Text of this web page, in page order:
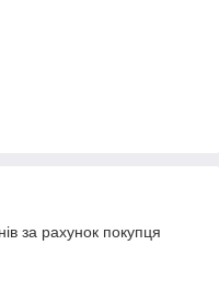
за рахунок покупця